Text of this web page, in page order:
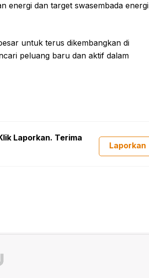
energi dan target swasembada energi
untuk terus dikembangkan di
peluang baru dan aktif dalam
Laporkan. Terima
Laporkan